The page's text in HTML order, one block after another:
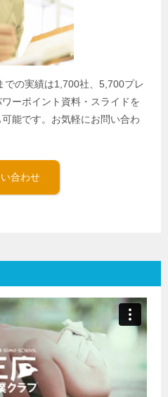
の実績は1,700社、5,700プレ
ーポイント資料・スライドを
能です。お気軽にお問い合わ
合わせ